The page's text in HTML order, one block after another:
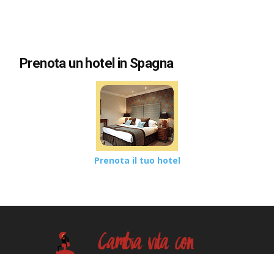
Prenota un hotel in Spagna
Prenota il tuo hotel